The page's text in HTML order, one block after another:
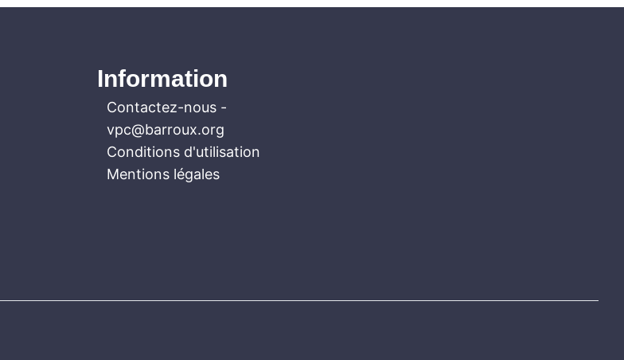
Information
Contactez-nous -
vpc@barroux.org
Conditions d'utilisation
Mentions légales